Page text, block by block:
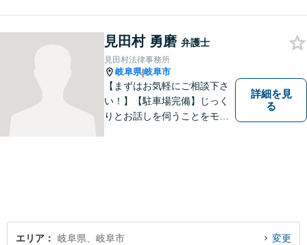
見田村 勇磨 弁護士
見田村法律事務所
岐阜県|岐阜市
【まずはお気軽にご相談下さ
い！】【駐車場完備】じっく
りとお話しを伺うことをモッ
詳細を見
る
エリア 岐阜県、岐阜市 変更